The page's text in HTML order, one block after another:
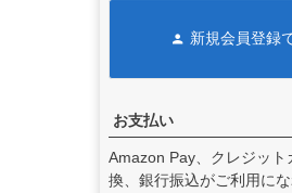
D&D エキゾースト（デ
た。
feture ヘルメット（フュ
新規会員登録
お支払い
Amazon Pay、クレジット
換、銀行振込がご利用に